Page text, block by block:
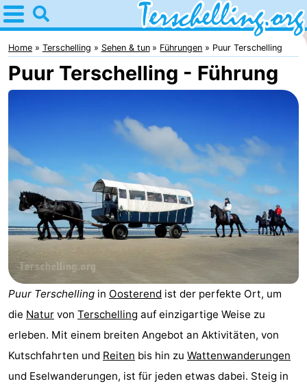
Home
Terschelling
Tipps
Natur
Jugend
Übernachten
Appartements
-
Elements
Kaap
-
Home Terschelling Sehen & tun Führungen Puur Terschelling
Puur Terschelling - Führung
Puur Terschelling in Oosterend ist der perfekte Ort, um
die Natur von Terschelling auf einzigartige Weise zu
erleben. Mit einem breiten Angebot an Aktivitäten, von
Kutschfahrten und Reiten bis hin zu Wattenwanderungen
und Eselwanderungen, ist für jeden etwas dabei. Steig in